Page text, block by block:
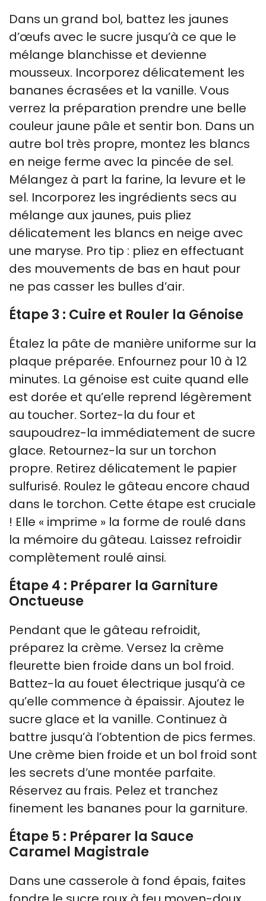
Dans un grand bol, battez les jaunes
d’œufs avec le sucre jusqu’à ce que le
mélange blanchisse et devienne
mousseux. Incorporez délicatement les
bananes écrasées et la vanille. Vous
verrez la préparation prendre une belle
couleur jaune pâle et sentir bon. Dans un
autre bol très propre, montez les blancs
en neige ferme avec la pincée de sel.
Mélangez à part la farine, la levure et le
sel. Incorporez les ingrédients secs au
mélange aux jaunes, puis pliez
délicatement les blancs en neige avec
une maryse. Pro tip : pliez en effectuant
des mouvements de bas en haut pour
ne pas casser les bulles d’air.
Étape 3 : Cuire et Rouler la Génoise
Étalez la pâte de manière uniforme sur la
plaque préparée. Enfournez pour 10 à 12
minutes. La génoise est cuite quand elle
est dorée et qu’elle reprend légèrement
au toucher. Sortez-la du four et
saupoudrez-la immédiatement de sucre
glace. Retournez-la sur un torchon
propre. Retirez délicatement le papier
sulfurisé. Roulez le gâteau encore chaud
dans le torchon. Cette étape est cruciale
! Elle « imprime » la forme de roulé dans
la mémoire du gâteau. Laissez refroidir
complètement roulé ainsi.
Étape 4 : Préparer la Garniture
Onctueuse
Pendant que le gâteau refroidit,
préparez la crème. Versez la crème
fleurette bien froide dans un bol froid.
Battez-la au fouet électrique jusqu’à ce
qu’elle commence à épaissir. Ajoutez le
sucre glace et la vanille. Continuez à
battre jusqu’à l’obtention de pics fermes.
Une crème bien froide et un bol froid sont
les secrets d’une montée parfaite.
Réservez au frais. Pelez et tranchez
finement les bananes pour la garniture.
Étape 5 : Préparer la Sauce
Caramel Magistrale
Dans une casserole à fond épais, faites